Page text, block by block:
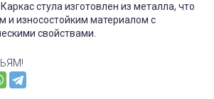
стула изготовлен из металла, что
и износостойким материалом с
свойствами.